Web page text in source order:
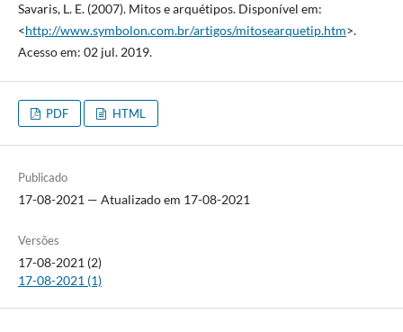
Savaris, L. E. (2007). Mitos e arquétipos. Disponível em:
<http://www.symbolon.com.br/artigos/mitosearquetip.htm>.
Acesso em: 02 jul. 2019.
PDF HTML
Publicado
17-08-2021 — Atualizado em 17-08-2021
Versões
17-08-2021 (2)
17-08-2021 (1)